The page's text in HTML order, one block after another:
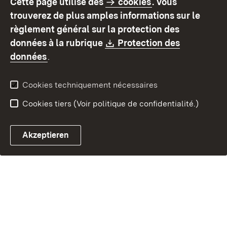
Mode d'emploi
Déclaration sur
l'accessibilité
Contact
Signaler un lien brisé
trouverez de plus amples informations sur le
règlement général sur la protection des
données à la rubrique
Download:
Protection des
données.
Cookies techniquement nécessaires
Cookies tiers (Voir politique de confidentialité.)
Akzeptieren